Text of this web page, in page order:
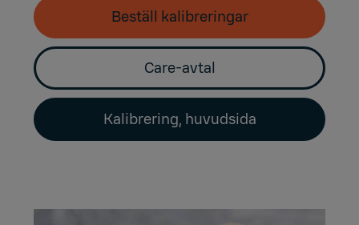
Beställ kalibreringar
Care-avtal
Kalibrering, huvudsida